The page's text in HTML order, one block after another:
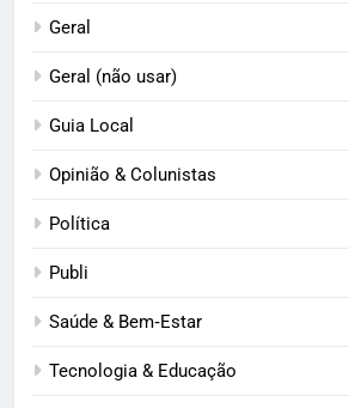
Geral
Geral (não usar)
Guia Local
Opinião & Colunistas
Política
Publi
Saúde & Bem‑Estar
Tecnologia & Educação